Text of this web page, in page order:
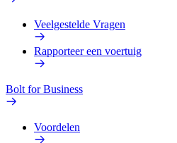
Veelgestelde Vragen
Rapporteer een voertuig
Bolt for Business
Voordelen